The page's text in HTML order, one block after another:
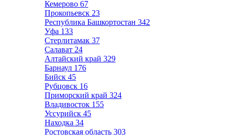
Кемерово 67
Прокопьевск 23
Республика Башкортостан 342
Уфа 133
Стерлитамак 37
Салават 24
Алтайский край 329
Барнаул 176
Бийск 45
Рубцовск 16
Приморский край 324
Владивосток 155
Уссурийск 45
Находка 34
Ростовская область 303